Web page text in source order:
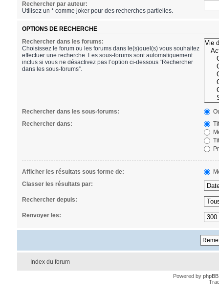
Rechercher par auteur:
Utilisez un * comme joker pour des recherches partielles.
OPTIONS DE RECHERCHE
Rechercher dans les forums:
Choisissez le forum ou les forums dans le(s)quel(s) vous souhaitez
effectuer une recherche. Les sous-forums sont automatiquement
inclus si vous ne désactivez pas l’option ci-dessous “Rechercher
dans les sous-forums”.
Rechercher dans les sous-forums:
Rechercher dans:
Afficher les résultats sous forme de:
Classer les résultats par:
Rechercher depuis:
Renvoyer les:
Index du forum
Powered by phpBB